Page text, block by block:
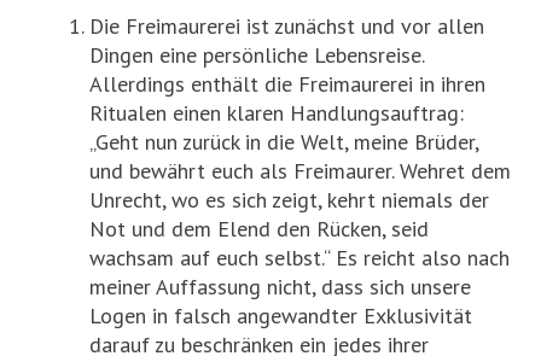
Die Freimaurerei ist zunächst und vor allen
Dingen eine persönliche Lebensreise.
Allerdings enthält die Freimaurerei in ihren
Ritualen einen klaren Handlungsauftrag:
„Geht nun zurück in die Welt, meine Brüder,
und bewährt euch als Freimaurer. Wehret dem
Unrecht, wo es sich zeigt, kehrt niemals der
Not und dem Elend den Rücken, seid
wachsam auf euch selbst.“ Es reicht also nach
meiner Auffassung nicht, dass sich unsere
Logen in falsch angewandter Exklusivität
darauf zu beschränken ein jedes ihrer